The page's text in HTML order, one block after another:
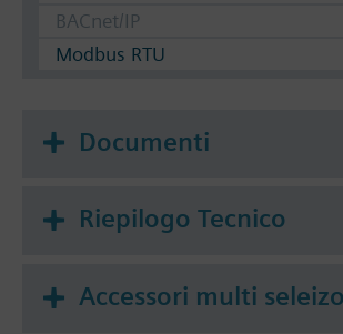
BACnet/IP
Modbus RTU
Documenti
Riepilogo Tecnico
Accessori multi